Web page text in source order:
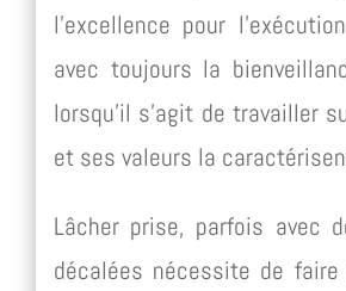
l’excellence pour
avec toujours la
lorsqu’il s’agit de travailler
et ses valeurs la
Lâcher prise, parfois avec
décalées nécessite de